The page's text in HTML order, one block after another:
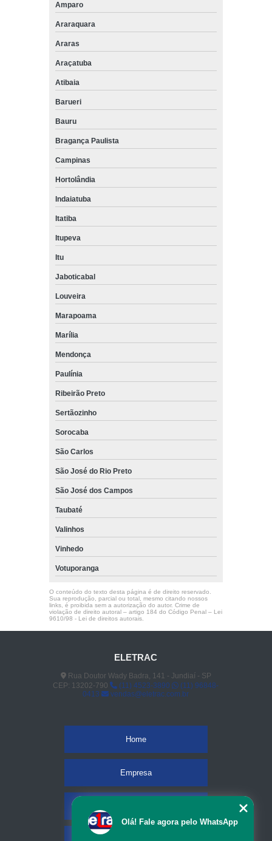
Amparo
Araraquara
Araras
Araçatuba
Atibaia
Barueri
Bauru
Bragança Paulista
Campinas
Hortolândia
Indaiatuba
Itatiba
Itupeva
Itu
Jaboticabal
Louveira
Marapoama
Marília
Mendonça
Paulínia
Ribeirão Preto
Sertãozinho
Sorocaba
São Carlos
São José do Rio Preto
São José dos Campos
Taubaté
Valinhos
Vinhedo
Votuporanga
O conteúdo do texto desta página é de direito reservado.
Sua reprodução, parcial ou total, mesmo citando nossos
links, é proibida sem a autorização do autor. Crime de
violação de direito autoral – artigo 184 do Código Penal – Lei
9610/98 - Lei de direitos autorais.
ELETRAC
Rua Doutor Wady Badra, 141 - Jundiaí - SP
CEP: 13202-790
(11) 4523-3890
(11) 96848-
0413
vendas@eletrac.com.br
Home
Empresa
Olá! Fale agora pelo WhatsApp